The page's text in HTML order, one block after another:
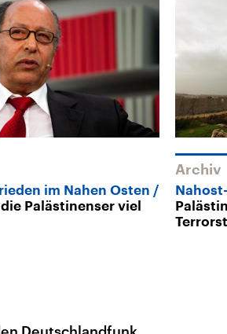
im Nahen Osten
Palästinenser viel
Archiv
Deutschlandfunk